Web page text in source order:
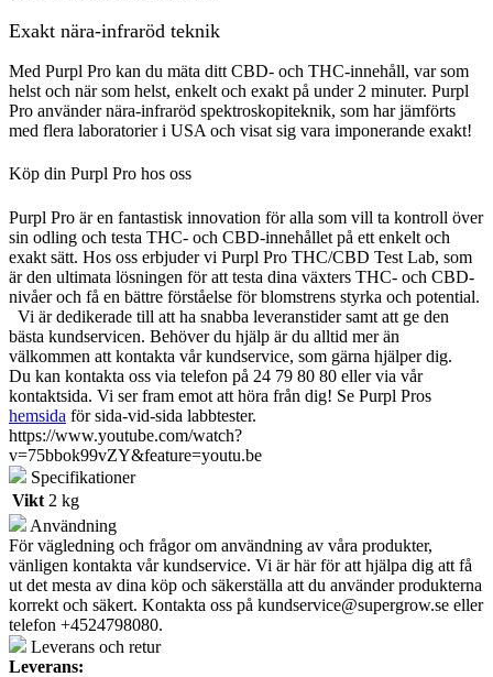
Exakt nära-infraröd teknik
Med Purpl Pro kan du mäta ditt CBD- och THC-innehåll, var som
helst och när som helst, enkelt och exakt på under 2 minuter. Purpl
Pro använder nära-infraröd spektroskopiteknik, som har jämförts
med flera laboratorier i USA och visat sig vara imponerande exakt!
Köp din Purpl Pro hos oss
Purpl Pro är en fantastisk innovation för alla som vill ta kontroll över
sin odling och testa THC- och CBD-innehållet på ett enkelt och
exakt sätt. Hos oss erbjuder vi Purpl Pro THC/CBD Test Lab, som
är den ultimata lösningen för att testa dina växters THC- och CBD-
nivåer och få en bättre förståelse för blomstrens styrka och potential.
Vi är dedikerade till att ha snabba leveranstider samt att ge den
bästa kundservicen. Behöver du hjälp är du alltid mer än
välkommen att kontakta vår kundservice, som gärna hjälper dig.
Du kan kontakta oss via telefon på 24 79 80 80 eller via vår
kontaktsida. Vi ser fram emot att höra från dig! Se Purpl Pros
hemsida för sida-vid-sida labbtester.
https://www.youtube.com/watch?
v=75bbok99vZY&feature=youtu.be
Specifikationer
Vikt 2 kg
Användning
För vägledning och frågor om användning av våra produkter,
vänligen kontakta vår kundservice. Vi är här för att hjälpa dig att få
ut det mesta av dina köp och säkerställa att du använder produkterna
korrekt och säkert. Kontakta oss på kundservice@supergrow.se eller
telefon +4524798080.
Leverans och retur
Leverans: